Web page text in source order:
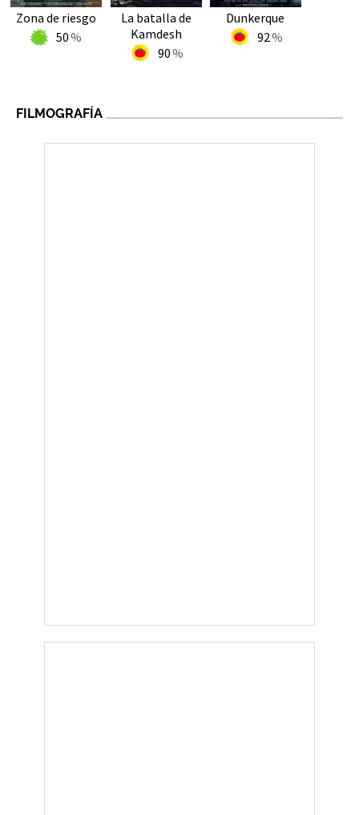
Zona de riesgo
50
La batalla de
Kamdesh
90
Dunkerque
92
FILMOGRAFÍA